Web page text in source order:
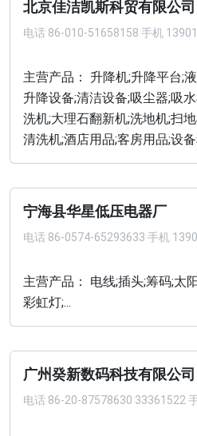
北京佳洁凯斯科贸有限公司
电话 86-010-51658158 手机
主营产品： 升降机;升降平台;
升降设备;清洁设备;吸尘器;吸
洗机;大理石翻新机;洗地机;扫
清洗机;酒店用品;客房用品;设备
宁海县华星低压电器厂
电话 86-0574-65293633 手机
主营产品： 电线;插头;筹码;太
彩虹灯;...
广州癸新数码科技有限公司
电话 86-20-87578630 33361522